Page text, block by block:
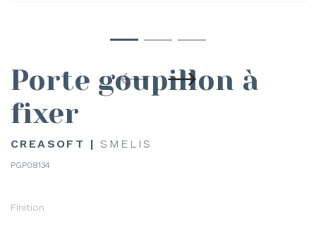
Porte goupillon à
fixer
CREASOFT | SMELIS
PGP08134
Finition